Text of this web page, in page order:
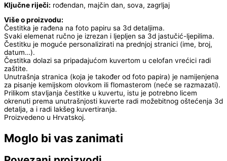
Ključne riječi: rođendan, majčin dan, sova, zagrljaj
Više o proizvodu:
Čestitka je rađena na foto papiru sa 3d detaljima.
Svaki elemenat ručno je izrezan i ljepljen sa 3d jastučić-ljepilima.
Čestitku je moguće personalizirati na prednjoj stranici (ime, broj,
datum…).
Čestitka dolazi sa pripadajućom kuvertom u celofan vrećici radi
zaštite.
Unutrašnja stranica (koja je također od foto papira) je namijenjena
za pisanje kemijskom olovkom ili flomasterom (neće se razmazati).
Prilikom stavljanja čestitke u kuvertu, istu je potrebno licem
okrenuti prema unutrašnjosti kuverte radi možebitnog oštećenja 3d
detalja, a i radi lakšeg kuvertiranja.
Proizvedeno u Hrvatskoj.
Moglo bi vas zanimati